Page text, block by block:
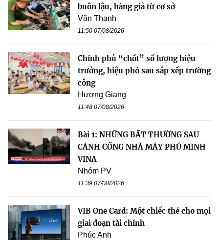
buôn lậu, hàng giả từ cơ sở
Văn Thanh
11:50 07/08/2026
Chính phủ “chốt” số lượng hiệu
trưởng, hiệu phó sau sắp xếp trường
công
Hương Giang
11:48 07/08/2026
Bài 1: NHỮNG BẤT THƯỜNG SAU
CÁNH CỔNG NHÀ MÁY PHÚ MINH
VINA
Nhóm PV
11:39 07/08/2026
VIB One Card: Một chiếc thẻ cho mọi
giai đoạn tài chính
Phúc Anh